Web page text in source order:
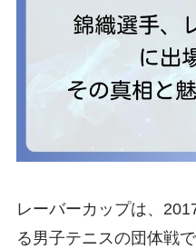
レーバーカップは、
る男子テニスの団体戦